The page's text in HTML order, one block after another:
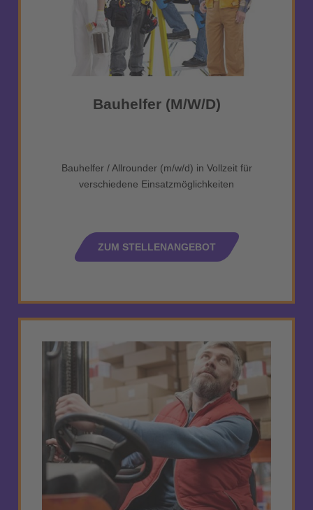
Bauhelfer (m/w/d)
Bauhelfer / Allrounder (m/w/d) in Vollzeit für
verschiedene Einsatzmöglichkeiten
ZUM STELLENANGEBOT